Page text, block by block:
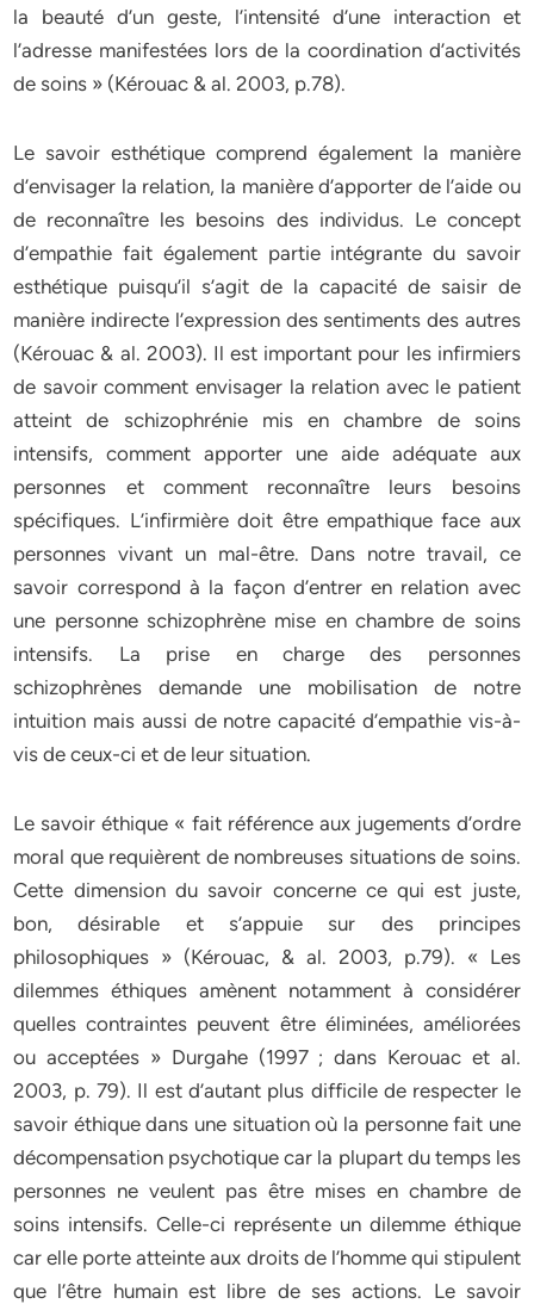
la beauté d’un geste, l’intensité d’une interaction et
l’adresse manifestées lors de la coordination d’activités
de soins » (Kérouac & al. 2003, p.78).
Le savoir esthétique comprend également la manière
d’envisager la relation, la manière d’apporter de l’aide ou
de reconnaître les besoins des individus. Le concept
d’empathie fait également partie intégrante du savoir
esthétique puisqu’il s’agit de la capacité de saisir de
manière indirecte l’expression des sentiments des autres
(Kérouac & al. 2003). Il est important pour les infirmiers
de savoir comment envisager la relation avec le patient
atteint de schizophrénie mis en chambre de soins
intensifs, comment apporter une aide adéquate aux
personnes et comment reconnaître leurs besoins
spécifiques. L’infirmière doit être empathique face aux
personnes vivant un mal-être. Dans notre travail, ce
savoir correspond à la façon d’entrer en relation avec
une personne schizophrène mise en chambre de soins
intensifs. La prise en charge des personnes
schizophrènes demande une mobilisation de notre
intuition mais aussi de notre capacité d’empathie vis-à-
vis de ceux-ci et de leur situation.
Le savoir éthique « fait référence aux jugements d’ordre
moral que requièrent de nombreuses situations de soins.
Cette dimension du savoir concerne ce qui est juste,
bon, désirable et s’appuie sur des principes
philosophiques » (Kérouac, & al. 2003, p.79). « Les
dilemmes éthiques amènent notamment à considérer
quelles contraintes peuvent être éliminées, améliorées
ou acceptées » Durgahe (1997 ; dans Kerouac et al.
2003, p. 79). Il est d’autant plus difficile de respecter le
savoir éthique dans une situation où la personne fait une
décompensation psychotique car la plupart du temps les
personnes ne veulent pas être mises en chambre de
soins intensifs. Celle-ci représente un dilemme éthique
car elle porte atteinte aux droits de l’homme qui stipulent
que l’être humain est libre de ses actions. Le savoir